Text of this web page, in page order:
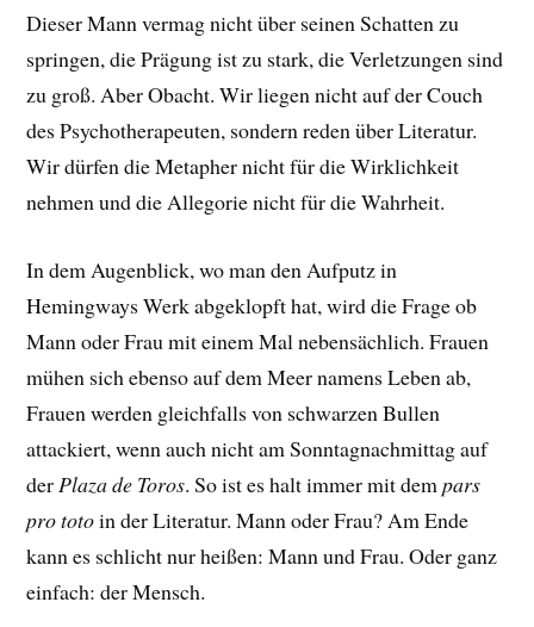
Dieser Mann vermag nicht über seinen Schatten zu
springen, die Prägung ist zu stark, die Verletzungen sind
zu groß. Aber Obacht. Wir liegen nichtauf der Couch
des Psychotherapeuten, sondern reden über Literatur.
Wir dürfen die Metapher nicht für die Wirklichkeit
nehmen und die Allegorie nicht für die Wahrheit.
In dem Augenblick, wo man den Aufputz in
Hemingways Werk abgeklopft hat, wird die Frage ob
Mann oder Frau mit einem Mal nebensächlich. Frauen
mühen sich ebenso auf dem Meer namens Leben ab,
Frauen werden gleichfalls von schwarzen Bullen
attackiert, wenn auch nicht am Sonntagnachmittag auf
der Plaza de Toros. So ist es halt immer mit dempars
pro totoin der Literatur. Mann oder Frau? Am Ende
kann es schlicht nur heißen: Mann und Frau. Oder ganz
einfach: der Mensch.